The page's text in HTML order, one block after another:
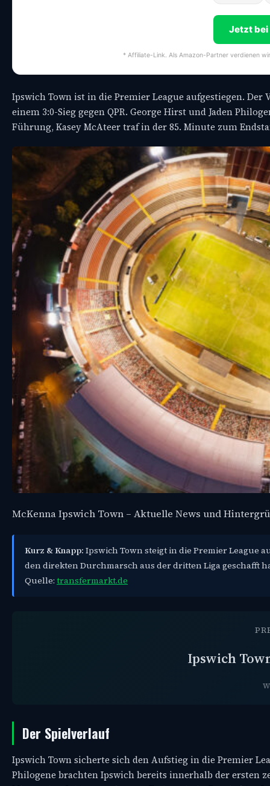
Jetzt
* Affiliate-Link. Als Amazon-Partner verdienen
Ipswich Town ist in die Premier League aufgestiegen.
einem 3:0-Sieg gegen QPR. George Hirst und Jaden
Führung, Kasey McAteer traf in der 85. Minute zum
McKenna Ipswich Town – Aktuelle News und
Kurz & Knapp: Ipswich Town steigt in die Premier League
den direkten Durchmarsch aus der dritten Liga geschafft
Quelle: transfermarkt.de
Ipswich
Der Spielverlauf
Ipswich Town sicherte sich den Aufstieg in die Premier
Philogene brachten Ipswich bereits innerhalb der ersten